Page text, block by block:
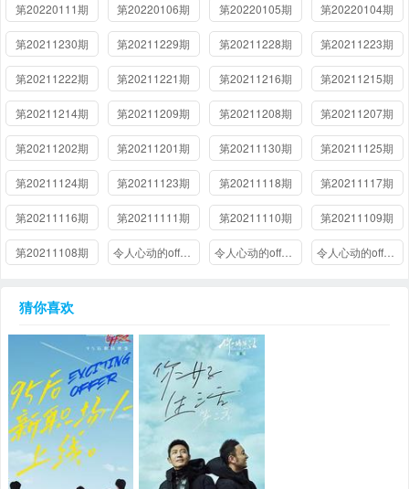
第20220111期 第20220106期 第20220105期 第20220104期
第20211230期 第20211229期 第20211228期 第20211223期
第20211222期 第20211221期 第20211216期 第20211215期
第20211214期 第20211209期 第20211208期 第20211207期
第20211202期 第20211201期 第20211130期 第20211125期
第20211124期 第20211123期 第20211118期 第20211117期
第20211116期 第20211111期 第20211110期 第20211109期
第20211108期 令人心动的offer第三季2022.01.04-第9期上 令人心动的offer第三季2021.11.9-第1期上 令人心动的offer第三季2021.11.08-面试篇
猜你喜欢